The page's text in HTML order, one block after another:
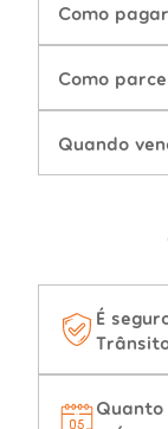
Como
Como
Quando
É